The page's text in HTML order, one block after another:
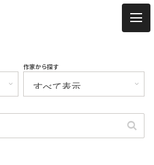
作家から探す